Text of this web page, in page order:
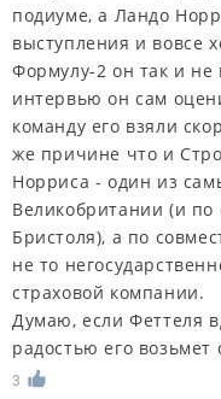
подиуме, а Ландо
выступления и вовсе
Формулу-2 он так и не
интервью он сам
команду его взяли
же причине что и
Норриса - один из
Великобритании (и по
Бристоля), а по
не то
страховой компании.
Думаю, если Феттеля
радостью его возьмет
3